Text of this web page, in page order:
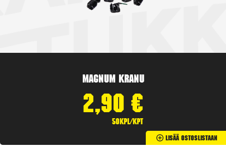
Magnum Kranu
2,90 €
50kpl/kpt
Lisää Ostoslistaan